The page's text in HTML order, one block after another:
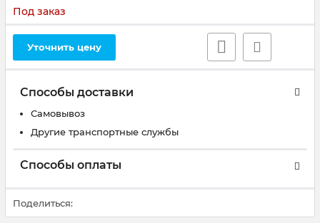
Под заказ
Уточнить цену
Способы доставки
Самовывоз
Другие транспортные службы
Способы оплаты
Поделиться: